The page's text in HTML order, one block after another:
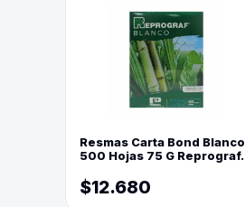
Resmas Carta Bond Blanco
500 Hojas 75 G Reprograf.
$12.680